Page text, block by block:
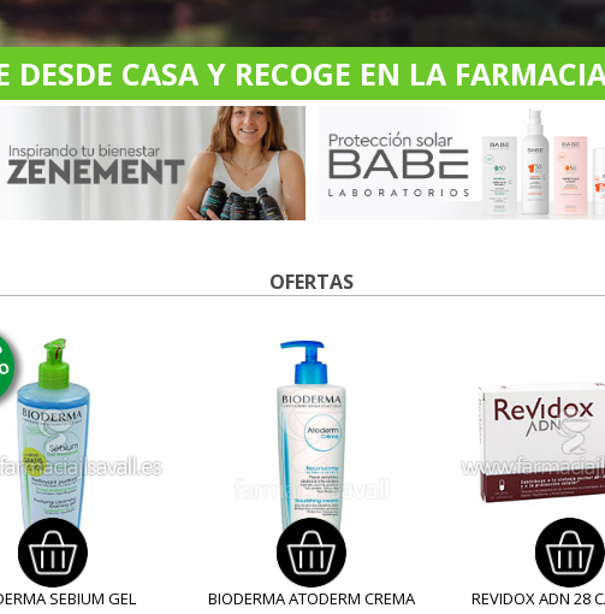
CASA Y RECOGE EN LA
OFERTAS
SEBIUM GEL
BIODERMA ATODERM CREMA
REVIDOX ADN 28